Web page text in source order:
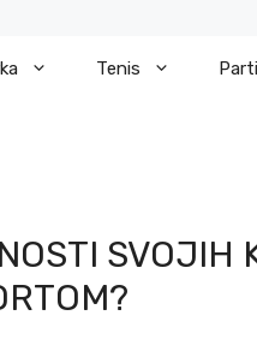
Tenis
SVOJIH